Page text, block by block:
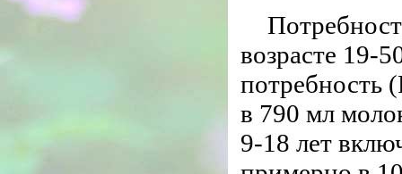
возрасте 19-
потребность
в 790 мл
9-18 лет